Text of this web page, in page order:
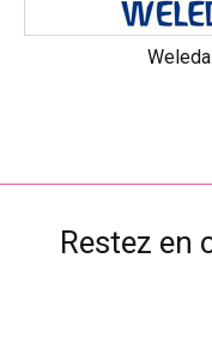
Weleda
Restez en